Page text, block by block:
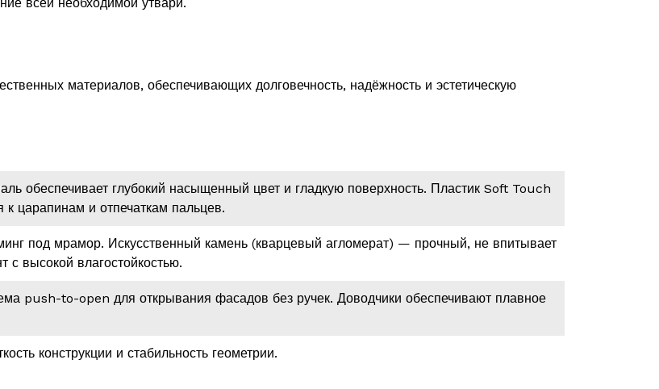
материалов, обеспечивающих долговечность, надёжность и эстетическую
обеспечивает глубокий насыщенный цвет и гладкую поверхность. Пластик Soft Touch
царапинам и отпечаткам пальцев.
под мрамор. Искусственный камень (кварцевый агломерат) — прочный, не впитывает
высокой влагостойкостью.
push-to-open для открывания фасадов без ручек. Доводчики обеспечивают плавное
конструкции и стабильность геометрии.